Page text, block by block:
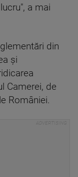
a mai
din
şi
Camerei, de
României.